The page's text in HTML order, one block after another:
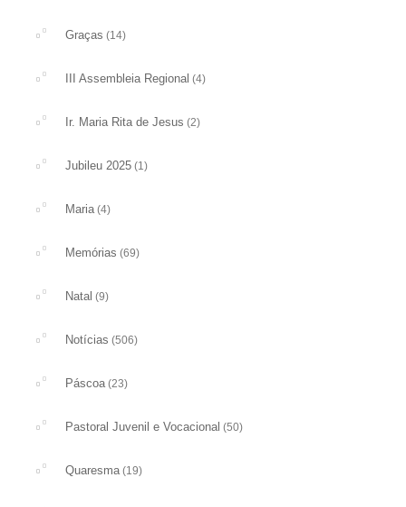
Graças (14)
III Assembleia Regional (4)
Ir. Maria Rita de Jesus (2)
Jubileu 2025 (1)
Maria(4)
Memórias (69)
Natal (9)
Notícias (506)
Páscoa(23)
Pastoral Juvenil e Vocacional (50)
Quaresma(19)